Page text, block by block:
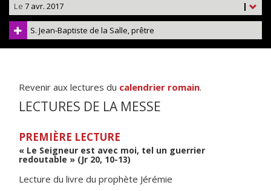
|
Le 7 avr. 2017
S. Jean-Baptiste de la Salle, prêtre
Revenir aux lectures du calendrier romain.
LECTURES DE LA MESSE
PREMIÈRE LECTURE
« Le Seigneur est avec moi, tel un guerrier
redoutable » (Jr 20, 10-13)
Lecture du livre du prophète Jérémie